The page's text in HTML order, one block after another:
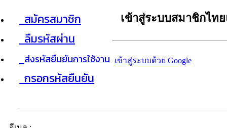
สมัครสมาชิก
ลืมรหัสผ่าน
ส่งรหัสยืนยันการใช้งาน
กรอกรหัสยืนยัน
เข้าสู่ระบบสมาชิกไท
เข้าสู่ระบบด้วย Google